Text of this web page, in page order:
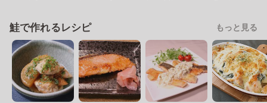
鮭で作れるレシピ もっと見る